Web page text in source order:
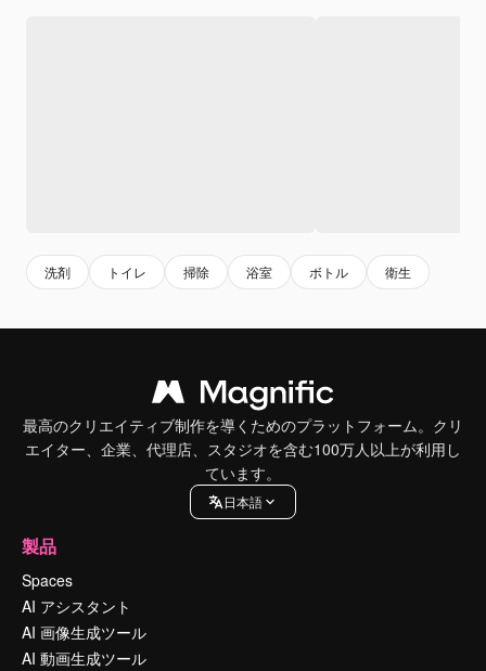
洗剤 トイレ 掃除 浴室 ボトル 衛生
最高のクリエイティブ制作を導くためのプラットフォーム。クリ
エイター、企業、代理店、スタジオを含む100万人以上が利用し
ています。
日本語
製品
Spaces
AI アシスタント
AI 画像生成ツール
AI 動画生成ツール